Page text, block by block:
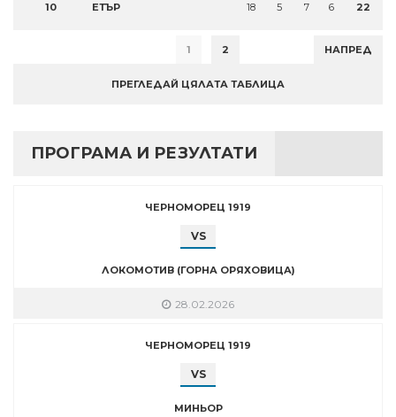
10 ЕТЪР 18 5 7 6 22
1 2 НАПРЕД
ПРЕГЛЕДАЙ ЦЯЛАТА ТАБЛИЦА
ПРОГРАМА И РЕЗУЛТАТИ
ЧЕРНОМОРЕЦ 1919
VS
ЛОКОМОТИВ (ГОРНА ОРЯХОВИЦА)
28.02.2026
ЧЕРНОМОРЕЦ 1919
VS
МИНЬОР